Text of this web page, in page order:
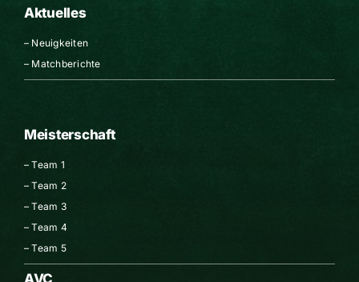
Aktuelles
– Neuigkeiten
– Matchberichte
Meisterschaft
–Team 1
–Team 2
–Team 3
–Team 4
–Team 5